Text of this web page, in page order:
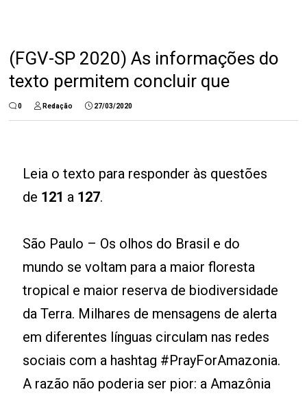
(FGV-SP 2020) As informações do
texto permitem concluir que
0 Redação 27/03/2020
Leia o texto para responder às questões
de 121 a 127.
São Paulo – Os olhos do Brasil e do
mundo se voltam para a maior floresta
tropical e maior reserva de biodiversidade
da Terra. Milhares de mensagens de alerta
em diferentes línguas circulam nas redes
sociais com a hashtag #PrayForAmazonia.
A razão não poderia ser pior: a Amazônia